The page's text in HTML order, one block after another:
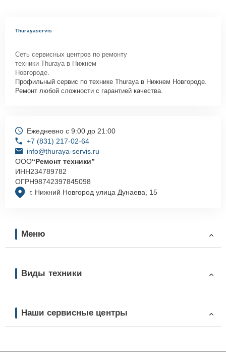
Thurayaservis
Сеть сервисных центров по ремонту
техники Thuraya в Нижнем
Новгороде.
Профильный сервис по технике Thuraya в Нижнем Новгороде.
Ремонт любой сложности с гарантией качества.
г. Нижний Новгород улица Дунаева, 15
Ежедневно с 9:00 до 21:00
+7 (831) 217-02-64
info@thuraya-servis.ru
ООО“Ремонт техники”
ИНН234789782
ОГРН98742397845098
Меню
Виды техники
Наши сервисные центры